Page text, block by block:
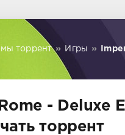
торрент » Игры »
- Deluxe
торрент